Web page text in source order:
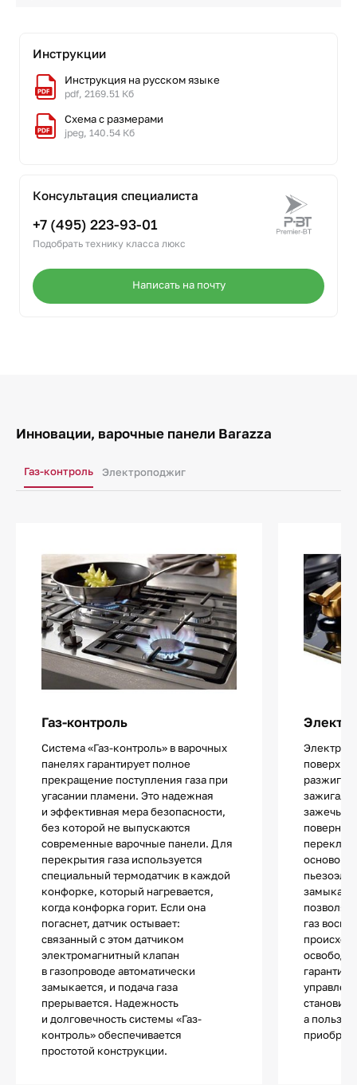
Инструкции
Инструкция на русском языке
pdf, 2169.51 Кб
Схема с размерами
jpeg, 140.54 Кб
Консультация специалиста
+7 (495) 223-93-01
Подобрать технику класса люкс
Написать на почту
Инновации, варочные панели Barazza
Газ-контроль Электроподжиг
Газ-контроль
Система «Газ-контроль» в варочных
панелях гарантирует полное
прекращение поступления газа при
угасании пламени. Это надежная
и эффективная мера безопасности,
без которой не выпускаются
современные варочные панели. Для
перекрытия газа используется
специальный термодатчик в каждой
конфорке, который нагревается,
когда конфорка горит. Если она
погаснет, датчик остывает:
связанный с этом датчиком
электромагнитный клапан
в газопроводе автоматически
замыкается, и подача газа
прерывается. Надежность
и долговечность системы «Газ-
контроль» обеспечивается
простотой конструкции.
зажечь
повернув
основой
газ
а